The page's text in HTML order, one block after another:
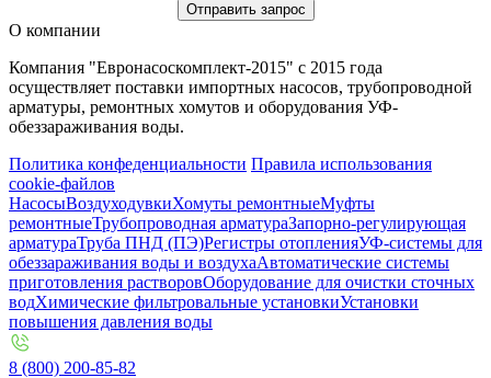
Отправить запрос
О компании
Компания "Евронасоскомплект-2015" с 2015 года
осуществляет поставки импортных насосов, трубопроводной
арматуры, ремонтных хомутов и оборудования УФ-
обеззараживания воды.
Политика конфеденциальности Правила использования
cookie-файлов
НасосыВоздуходувкиХомуты ремонтныеМуфты
ремонтныеТрубопроводная арматураЗапорно-регулирующая
арматураТруба ПНД (ПЭ)Регистры отопленияУФ-системы для
обеззараживания воды и воздухаАвтоматические системы
приготовления растворовОборудование для очистки сточных
водХимические фильтровальные установкиУстановки
повышения давления воды
8 (800) 200-85-82